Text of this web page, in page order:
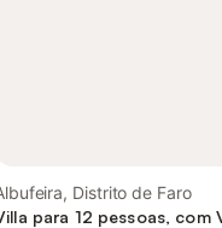
Distrito de Faro
para 12 pessoas, com